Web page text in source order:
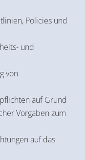
Policies und
und
von
auf Grund
Vorgaben zum
auf das